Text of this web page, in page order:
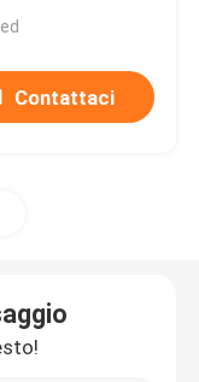
Contattaci